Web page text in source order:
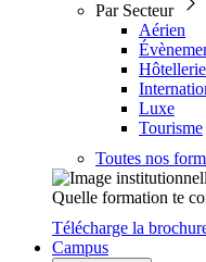
Par Secteur
Aérien
Hôtellerie
Luxe
Tourisme
Toutes nos
Quelle formation te
Télécharge la
Campus